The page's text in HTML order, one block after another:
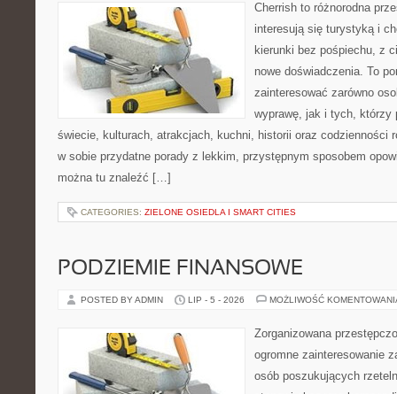
Cherrish to różnorodna
interesują się turystyką i
kierunki bez pośpiechu, z
nowe doświadczenia. To
zainteresować zarówno
wyprawę, jak i tych, którzy
świecie, kulturach, atrakcjach, kuchni, historii oraz codzienności
w sobie przydatne porady z lekkim, przystępnym sposobem
można tu znaleźć […]
CATEGORIES: ZIELONE OSIEDLA I SMART CITIES
PODZIEMIE FINANSOWE
POSTED BY ADMIN LIP - 5 - 2026 MOŻLIWOŚĆ
Zorganizowana
ogromne zainteresowanie
osób poszukujących